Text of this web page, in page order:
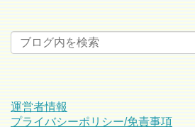
運営者情報
プライバシーポリシー/免責事項